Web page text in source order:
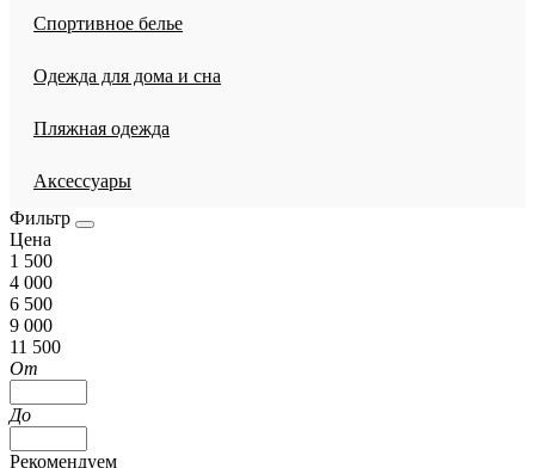
Спортивное белье
Одежда для дома и сна
Пляжная одежда
Аксессуары
Фильтр
Цена
1 500
4 000
6 500
9 000
11 500
От
До
Рекомендуем